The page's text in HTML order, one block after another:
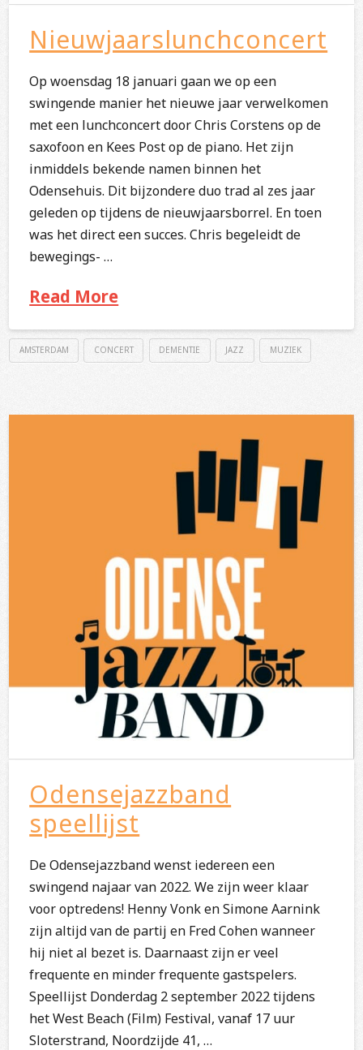
Nieuwjaarslunchconcert
Op woensdag 18 januari gaan we op een
swingende manier het nieuwe jaar verwelkomen
met een lunchconcert door Chris Corstens op de
saxofoon en Kees Post op de piano. Het zijn
inmiddels bekende namen binnen het
Odensehuis. Dit bijzondere duo trad al zes jaar
geleden op tijdens de nieuwjaarsborrel. En toen
was het direct een succes. Chris begeleidt de
bewegings- …
Read More
AMSTERDAM CONCERT DEMENTIE JAZZ MUZIEK
Odensejazzband
speellijst
De Odensejazzband wenst iedereen een
swingend najaar van 2022. We zijn weer klaar
voor optredens! Henny Vonk en Simone Aarnink
zijn altijd van de partij en Fred Cohen wanneer
hij niet al bezet is. Daarnaast zijn er veel
frequente en minder frequente gastspelers.
Speellijst Donderdag 2 september 2022 tijdens
het West Beach (Film) Festival, vanaf 17 uur
Sloterstrand, Noordzijde 41, …